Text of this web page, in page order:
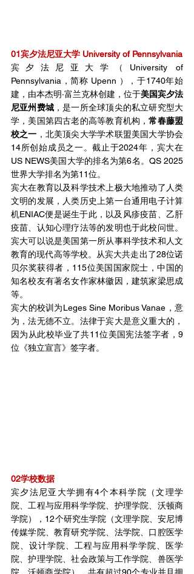
01宾夕法尼亚大学 University of Pennsylvania
宾夕法尼亚大学（University of
Pennsylvania，简称 Upenn ），于1740年始
建，由本杰明·富兰克林创建，位于美国宾夕法
尼亚州费城 ，是一所全球顶尖的私立研究型大
学，美国第四古老的高等教育机构，常春藤盟
校之一 ，北美顶尖大学学术联盟美国大学协会
14所创始成员之一。截止于2024年，宾大在
US NEWS美国大学的排名为第6名。QS 2025
世界大学排名为第11位。
宾大在教育以及科学技术上极大地推动了人类
文明的发展，人类历史上第一台通用电子计算
机ENIAC便是诞生于此，以及风疹疫苗、乙肝
疫苗、认知心理疗法等的发明也于此校问世。
宾大可以说是美国第一所从事科学技术和人文
教育的现代高等学校。从宾大共走出了28位诺
贝尔奖获得者，115位美国国家院士，中国的
知名校友有著名女作家林徽因，建筑家梁思成
等。
宾大的校训为Leges Sine Moribus Vanae，意
为，法无德不立。法律于宾大是意义重大的，
因为从此校毕业了共11位美国宪法签字者，9
位《独立宣言》签字者。
02学校数据
宾夕法尼亚大学拥有4个本科学院（文理学
院、工程与应用科学学院、护理学院、沃顿商
学院），12个研究生学院（文理学院、安尼博
传媒学院、教育研究学院、法学院、口腔医学
院、设计学院、工程与应用科学学院、医学
院、护理学院、社会政策与工作学院、兽医学